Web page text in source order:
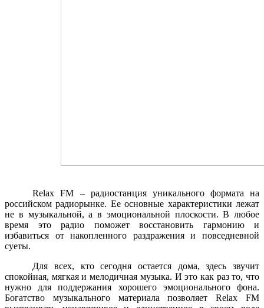
Relax FM – радиостанция уникального формата на
российском радиорынке. Ее основные характеристики лежат
не в музыкальной, а в эмоциональной плоскости. В любое
время это радио поможет восстановить гармонию и
избавиться от накопленного раздражения и повседневной
суеты.
Для всех, кто сегодня остается дома, здесь звучит
спокойная, мягкая и мелодичная музыка. И это как раз то, что
нужно для поддержания хорошего эмоционального фона.
Богатство музыкального материала позволяет Relax FM